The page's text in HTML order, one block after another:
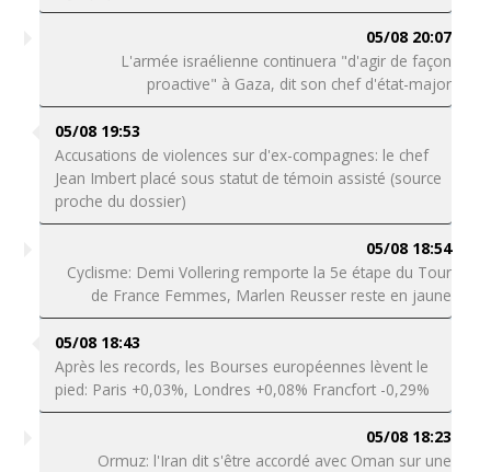
05/08 20:07
L'armée israélienne continuera "d'agir de façon
proactive" à Gaza, dit son chef d'état-major
05/08 19:53
Accusations de violences sur d'ex-compagnes: le chef
Jean Imbert placé sous statut de témoin assisté (source
proche du dossier)
05/08 18:54
Cyclisme: Demi Vollering remporte la 5e étape du Tour
de France Femmes, Marlen Reusser reste en jaune
05/08 18:43
Après les records, les Bourses européennes lèvent le
pied: Paris +0,03%, Londres +0,08% Francfort -0,29%
05/08 18:23
Ormuz: l'Iran dit s'être accordé avec Oman sur une